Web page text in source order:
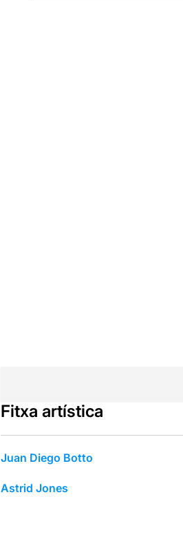
Fitxa artística
Juan Diego Botto
Astrid Jones